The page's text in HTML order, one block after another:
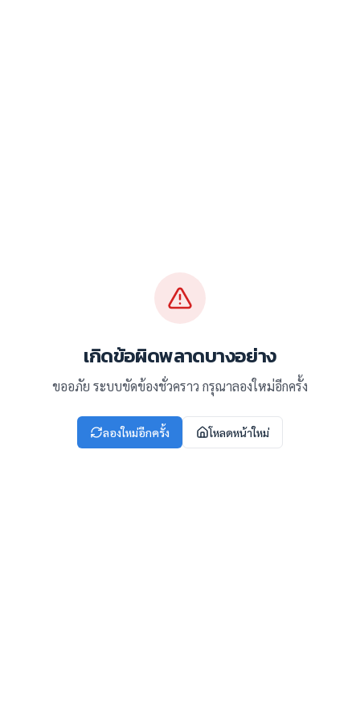
เกิดข้อผิดพลาดบางอย่าง
ขออภัย ระบบขัดข้องชั่วคราว กรุณาลองใหม่อีกครั้ง
ลองใหม่อีกครั้ง โหลดหน้าใหม่